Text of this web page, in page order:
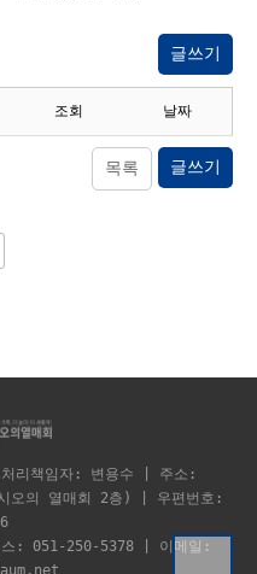
글쓰기
조회 날짜
목록 글쓰기
리책임자: 변용수 | 주소:
오의 열매회 2층) | 우편번호:
: 051-250-5378 | 이메일: